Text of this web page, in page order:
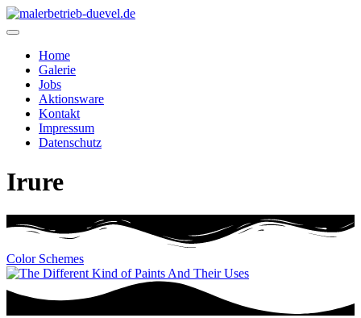
Home
Galerie
Jobs
Aktionsware
Kontakt
Impressum
Datenschutz
Irure
Color Schemes